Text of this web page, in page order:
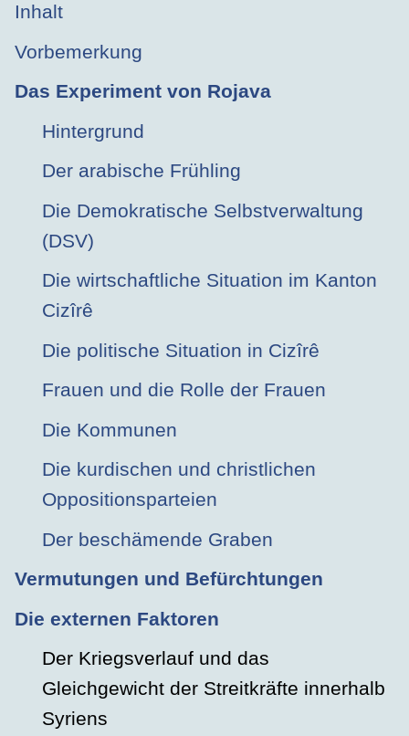
Inhalt
Vorbemerkung
Das Experiment von Rojava
Hintergrund
Der arabische Frühling
Die Demokratische Selbstverwaltung
(DSV)
Die wirtschaftliche Situation im Kanton
Cizîrê
Die politische Situation in Cizîrê
Frauen und die Rolle der Frauen
Die Kommunen
Die kurdischen und christlichen
Oppositionsparteien
Der beschämende Graben
Vermutungen und Befürchtungen
Die externen Faktoren
Der Kriegsverlauf und das
Gleichgewicht der Streitkräfte innerhalb
Syriens